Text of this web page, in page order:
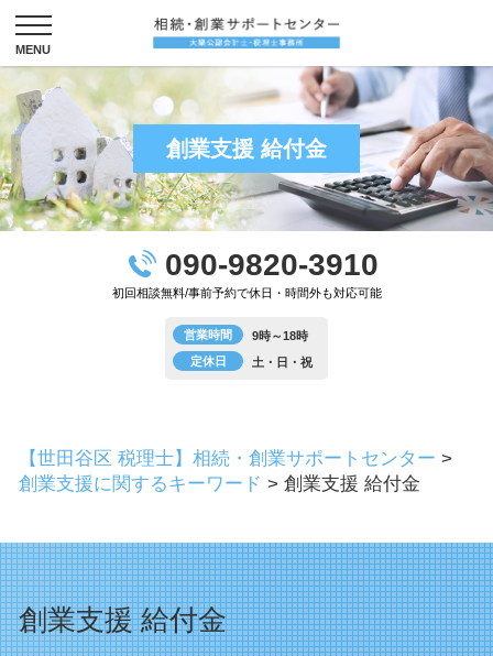
創業支援 給付金
090-9820-3910
初回相談無料/事前予約で休日・時間外も対応可能
営業時間
9時～18時
定休日
土・日・祝
【世田谷区 税理士】相続・創業サポートセンター >
創業支援に関するキーワード > 創業支援 給付金
創業支援 給付金